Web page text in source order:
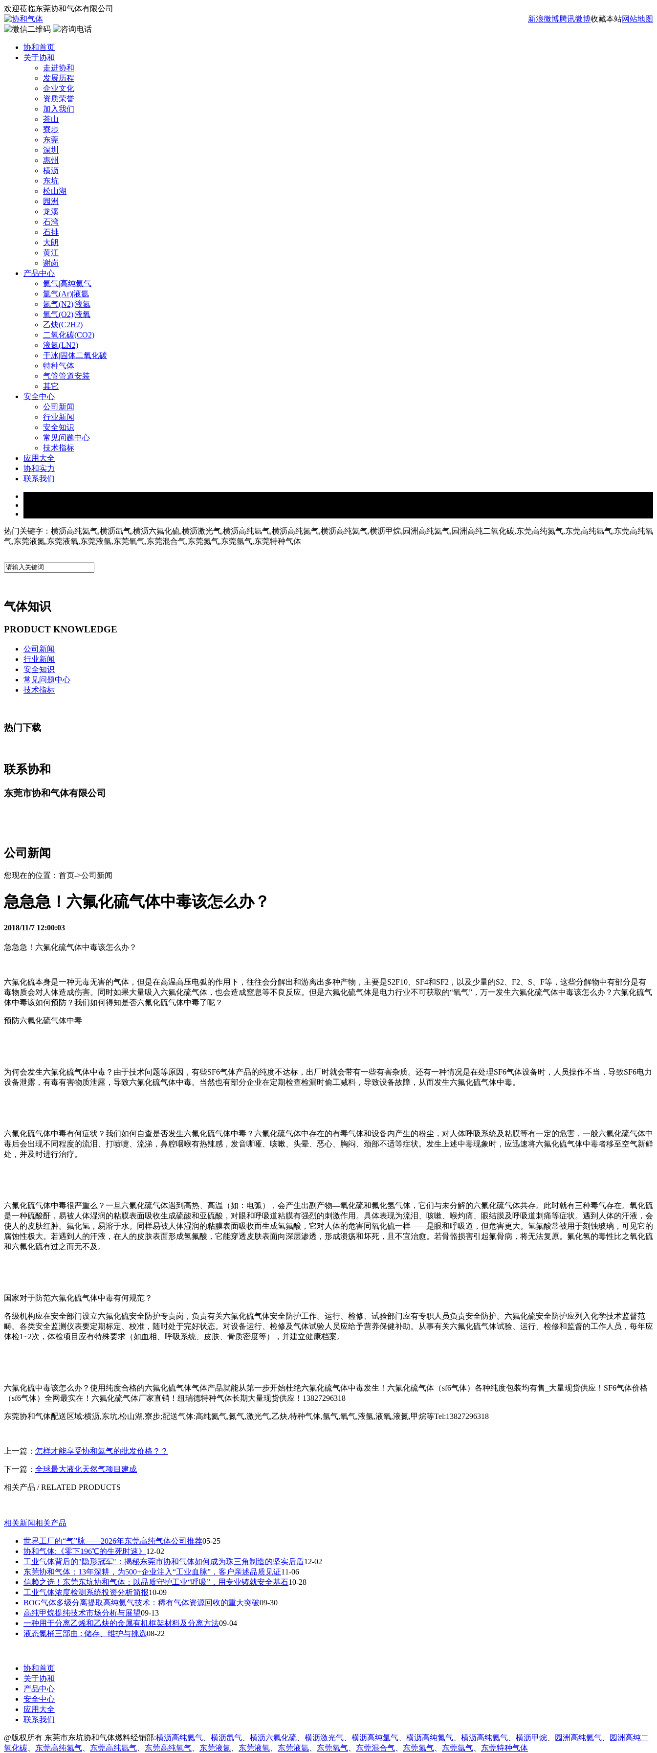
欢迎莅临东莞协和气体有限公司
新浪微博腾讯微博收藏本站网站地图
协和首页
关于协和
走进协和
发展历程
企业文化
资质荣誉
加入我们
茶山
寮步
东莞
深圳
惠州
横沥
东坑
松山湖
园洲
龙溪
石湾
石排
大朗
黄江
谢岗
产品中心
氦气|高纯氦气
氩气(Ar)|液氩
氮气(N2)|液氮
氧气(O2)|液氧
乙炔(C2H2)
二氧化碳(CO2)
液氮(LN2)
干冰|固体二氧化碳
特种气体
气管管道安装
其它
安全中心
公司新闻
行业新闻
安全知识
常见问题中心
技术指标
应用大全
协和实力
联系我们
热门关键字：横沥高纯氦气,横沥氙气,横沥六氟化硫,横沥激光气,横沥高纯氩气,横沥高纯氮气,横沥高纯氦气,横沥甲烷,园洲高纯氦气,园洲高纯二氧化碳,东莞高纯氮气,东莞高纯氩气,东莞高纯氧
气,东莞液氮,东莞液氧,东莞液氩,东莞氧气,东莞混合气,东莞氮气,东莞氩气,东莞特种气体
气体知识
PRODUCT KNOWLEDGE
公司新闻
行业新闻
安全知识
常见问题中心
技术指标
热门下载
联系协和
东莞市协和气体有限公司
公司新闻
您现在的位置：首页->公司新闻
急急急！六氟化硫气体中毒该怎么办？
2018/11/7 12:00:03
急急急！六氟化硫气体中毒该怎么办？
六氟化硫本身是一种无毒无害的气体，但是在高温高压电弧的作用下，往往会分解出和游离出多种产物，主要是S2F10、SF4和SF2，以及少量的S2、F2、S、F等，这些分解物中有部分是有
毒物质会对人体造成伤害。同时如果大量吸入六氟化硫气体，也会造成窒息等不良反应。但是六氟化硫气体是电力行业不可获取的“氧气”，万一发生六氟化硫气体中毒该怎么办？六氟化硫气
体中毒该如何预防？我们如何得知是否六氟化硫气体中毒了呢？
预防六氟化硫气体中毒
为何会发生六氟化硫气体中毒？由于技术问题等原因，有些SF6气体产品的纯度不达标，出厂时就会带有一些有害杂质。还有一种情况是在处理SF6气体设备时，人员操作不当，导致SF6电力
设备泄露，有毒有害物质泄露，导致六氟化硫气体中毒。当然也有部分企业在定期检查检漏时偷工减料，导致设备故障，从而发生六氟化硫气体中毒。
六氟化硫气体中毒有何症状？我们如何自查是否发生六氟化硫气体中毒？六氟化硫气体中存在的有毒气体和设备内产生的粉尘，对人体呼吸系统及粘膜等有一定的危害，一般六氟化硫气体中
毒后会出现不同程度的流泪、打喷嚏、流涕，鼻腔咽喉有热辣感，发音嘶哑、咳嗽、头晕、恶心、胸闷、颈部不适等症状。发生上述中毒现象时，应迅速将六氟化硫气体中毒者移至空气新鲜
处，并及时进行治疗。
六氟化硫气体中毒很严重么？一旦六氟化硫气体遇到高热、高温（如：电弧），会产生出副产物—氧化硫和氟化氢气体，它们与未分解的六氟化硫气体共存。此时就有三种毒气存在。氧化硫
是一种硫酸酐，易被人体湿润的粘膜表面吸收生成硫酸和亚硫酸，对眼和呼吸道粘膜有强烈的刺激作用。具体表现为流泪、咳嗽、喉灼痛、眼结膜及呼吸道刺痛等症状。遇到人体的汗液，会
使人的皮肤红肿。氟化氢，易溶于水。同样易被人体湿润的粘膜表面吸收而生成氢氟酸，它对人体的危害同氧化硫一样——是眼和呼吸道，但危害更大。氢氟酸常被用于刻蚀玻璃，可见它的
腐蚀性极大。若遇到人的汗液，在人的皮肤表面形成氢氟酸，它能穿透皮肤表面向深层渗透，形成溃疡和坏死，且不宜治愈。若骨骼损害引起氟骨病，将无法复原。氟化氢的毒性比之氧化硫
和六氟化硫有过之而无不及。
国家对于防范六氟化硫气体中毒有何规范？
各级机构应在安全部门设立六氟化硫安全防护专责岗，负责有关六氟化硫气体安全防护工作。运行、检修、试验部门应有专职人员负责安全防护。六氟化硫安全防护应列入化学技术监督范
畴。各类安全监测仪表要定期标定、校准，随时处于完好状态。对设备运行、检修及气体试验人员应给予营养保健补助。从事有关六氟化硫气体试验、运行、检修和监督的工作人员，每年应
体检1~2次，体检项目应有特殊要求（如血相、呼吸系统、皮肤、骨质密度等），并建立健康档案。
六氟化硫中毒该怎么办？使用纯度合格的六氟化硫气体气体产品就能从第一步开始杜绝六氟化硫气体中毒发生！六氟化硫气体（sf6气体）各种纯度包装均有售_大量现货供应！SF6气体价格
（sf6气体）全网最实在！六氟化硫气体厂家直销！纽瑞德特种气体长期大量现货供应！13827296318
东莞协和气体配送区域:横沥,东坑,松山湖,寮步;配送气体:高纯氦气,氮气,激光气,乙炔,特种气体,氩气,氧气,液氩,液氧,液氮,甲烷等Tel:13827296318
上一篇： 怎样才能享受协和氦气的批发价格？？
下一篇： 全球最大液化天然气项目建成
相关产品 / RELATED PRODUCTS
相关新闻相关产品
世界工厂的“气”脉——2026年东莞高纯气体公司推荐05-25
协和气体:《零下196℃的生死时速》 12-02
工业气体背后的"隐形冠军"：揭秘东莞市协和气体如何成为珠三角制造的坚实后盾12-02
东莞协和气体：13年深耕，为500+企业注入“工业血脉”，客户亲述品质见证11-06
信赖之选！东莞东坑协和气体：以品质守护工业“呼吸”，用专业铸就安全基石10-28
工业气体浓度检测系统投资分析简报10-09
BOG气体多级分离提取高纯氦气技术：稀有气体资源回收的重大突破09-30
高纯甲烷提纯技术市场分析与展望09-13
一种用于分离乙烯和乙炔的金属有机框架材料及分离方法09-04
液态氮桶三部曲 : 储存、维护与挑选08-22
协和首页
关于协和
产品中心
安全中心
应用大全
联系我们
@版权所有 东莞市东坑协和气体燃料经销部:横沥高纯氦气 横沥氙气 横沥六氟化硫 横沥激光气 横沥高纯氩气 横沥高纯氮气 横沥高纯氦气 横沥甲烷 园洲高纯氦气
园洲高纯二
氧化碳
东莞高纯氮气 东莞高纯氩气 东莞高纯氧气 东莞液氮 东莞液氧 东莞液氩 东莞氧气 东莞混合气 东莞氮气 东莞氩气 东莞特种气体